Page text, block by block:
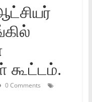
கூட்டம்.
0 Comments